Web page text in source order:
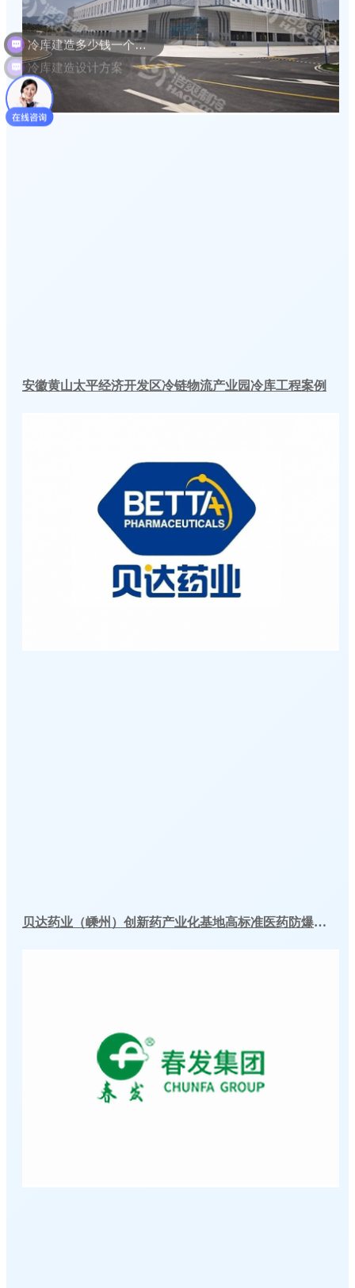
安徽黄山太平经济开发区冷链物流产业园冷库工程案例
贝达药业（嵊州）创新药产业化基地高标准医药防爆冷库建造工程案例
冷库建造设计方案